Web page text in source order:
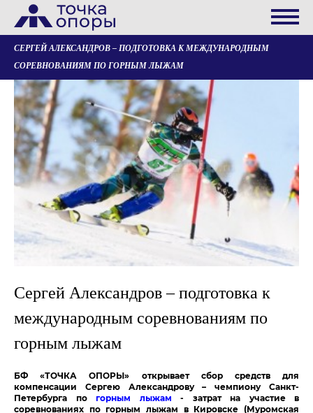
СЕРГЕЙ АЛЕКСАНДРОВ – ПОДГОТОВКА К МЕЖДУНАРОДНЫМ
СОРЕВНОВАНИЯМ ПО ГОРНЫМ ЛЫЖАМ
Сергей Александров – подготовка к
международным соревнованиям по
горным лыжам
БФ «ТОЧКА ОПОРЫ» открывает сбор средств для
компенсации Сергею Александрову – чемпиону Санкт-
Петербурга погорным лыжам - затрат на участие в
соревнованиях по горным лыжам в Кировске (Муромская